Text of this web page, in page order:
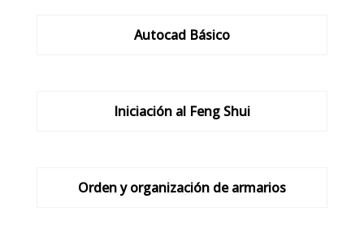
Autocad Básico
Iniciación al Feng Shui
Orden y organización de armarios